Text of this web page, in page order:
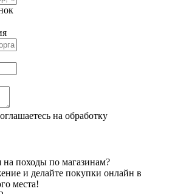
на обработку
на походы по магазинам?
и делайте покупки онлайн в
места!